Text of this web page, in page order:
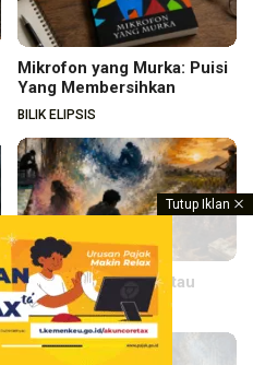
Mikrofon yang Murka: Puisi
Yang Membersihkan
BILIK ELIPSIS
Kisahku di Rantau
BILIK ELIPSIS
Tutup Iklan